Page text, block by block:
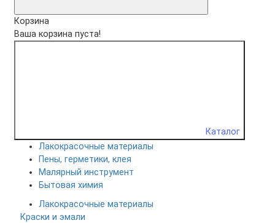
Корзина
Ваша корзина пуста!
Каталог
Лакокрасочные материалы
Пены, герметики, клея
Малярный инструмент
Бытовая химия
Лакокрасочные материалы
Краски и эмали